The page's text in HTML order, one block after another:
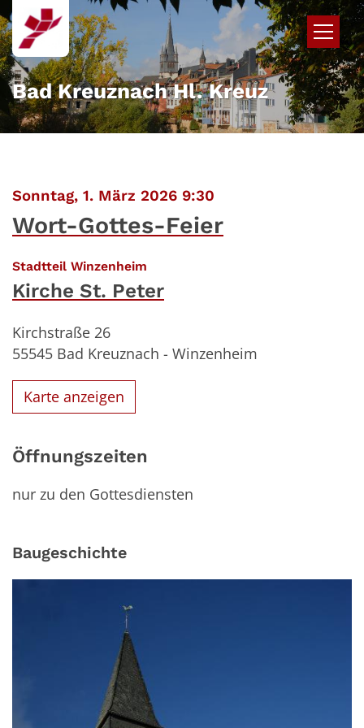
Zum Inhalt springen
Bad Kreuznach Hl. Kreuz
Sonntag, 1. März 2026 9:30
Wort-Gottes-Feier
Stadtteil Winzenheim
Kirche St. Peter
Kirchstraße 26
55545 Bad Kreuznach - Winzenheim
Karte anzeigen
Öffnungszeiten
nur zu den Gottesdiensten
Baugeschichte